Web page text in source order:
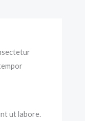
ut labore.